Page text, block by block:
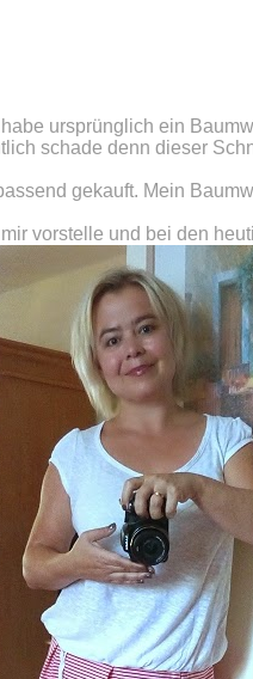
ursprünglich ein
schade denn dieser
gekauft. Mein
vorstelle und bei den